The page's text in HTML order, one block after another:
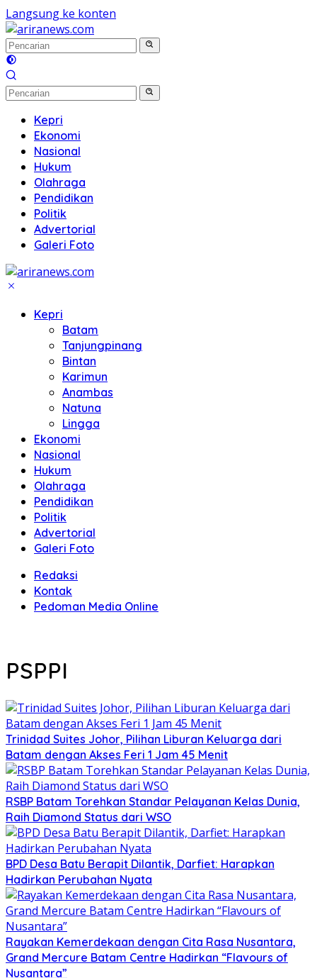
Langsung ke konten
Kepri
Ekonomi
Nasional
Hukum
Olahraga
Pendidikan
Politik
Advertorial
Galeri Foto
Kepri
Batam
Tanjungpinang
Bintan
Karimun
Anambas
Natuna
Lingga
Ekonomi
Nasional
Hukum
Olahraga
Pendidikan
Politik
Advertorial
Galeri Foto
Redaksi
Kontak
Pedoman Media Online
PSPPI
Trinidad Suites Johor, Pilihan Liburan Keluarga dari
Batam dengan Akses Feri 1 Jam 45 Menit
RSBP Batam Torehkan Standar Pelayanan Kelas Dunia,
Raih Diamond Status dari WSO
BPD Desa Batu Berapit Dilantik, Darfiet: Harapkan
Hadirkan Perubahan Nyata
Rayakan Kemerdekaan dengan Cita Rasa Nusantara,
Grand Mercure Batam Centre Hadirkan “Flavours of
Nusantara”